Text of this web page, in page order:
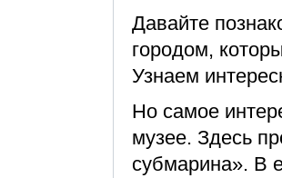
Давайте
городом,
Узнаем
Но самое
музее. Здесь
субмарина». В